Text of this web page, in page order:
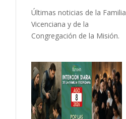
Últimas noticias de la Familia
Vicenciana y de la
Congregación de la Misión.